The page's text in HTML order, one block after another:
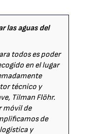
las aguas del
todos es poder
en el lugar
técnico y
Tilman Flöhr.
móvil de
de
y